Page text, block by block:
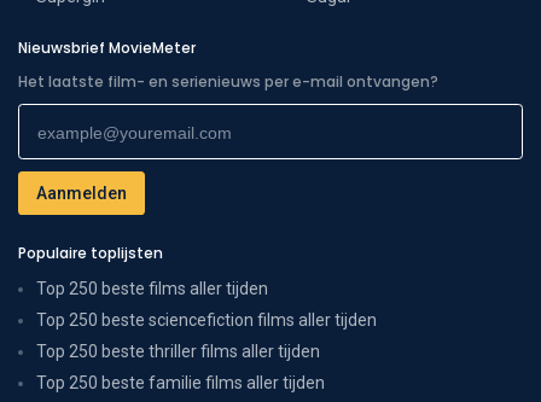
Nieuwsbrief MovieMeter
Het laatste film- en serienieuws per e-mail ontvangen?
Populaire toplijsten
Top 250 beste films aller tijden
Top 250 beste sciencefiction films aller tijden
Top 250 beste thriller films aller tijden
Top 250 beste familie films aller tijden